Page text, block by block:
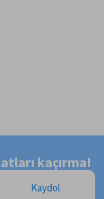
kaçırma!
Kaydol